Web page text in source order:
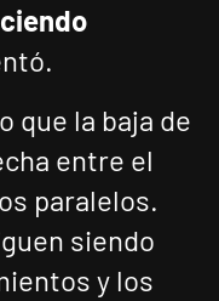
que la baja de
entre el
paralelos.
siendo
y los